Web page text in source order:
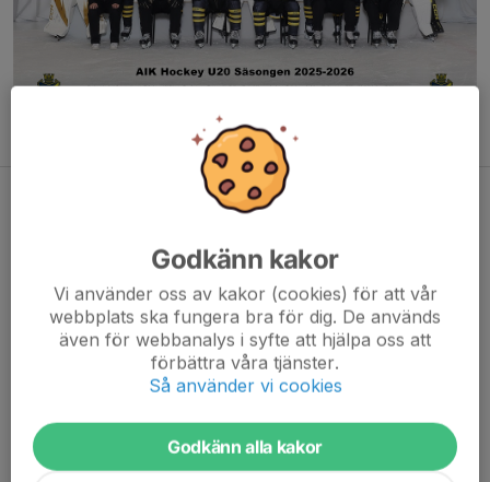
Genomgång: U20
Godkänn kakor
Vi använder oss av kakor (cookies) för att vår
webbplats ska fungera bra för dig. De används
även för webbanalys i syfte att hjälpa oss att
förbättra våra tjänster.
Så använder vi cookies
Godkänn alla kakor